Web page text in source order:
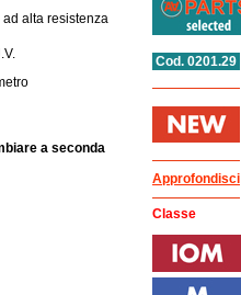
alta resistenza
a seconda
Cod. 0201.29
Approfondisci
Classe